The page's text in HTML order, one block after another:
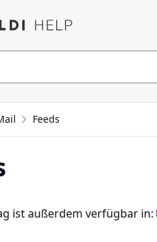
Feeds
ist außerdem verfügbar in: